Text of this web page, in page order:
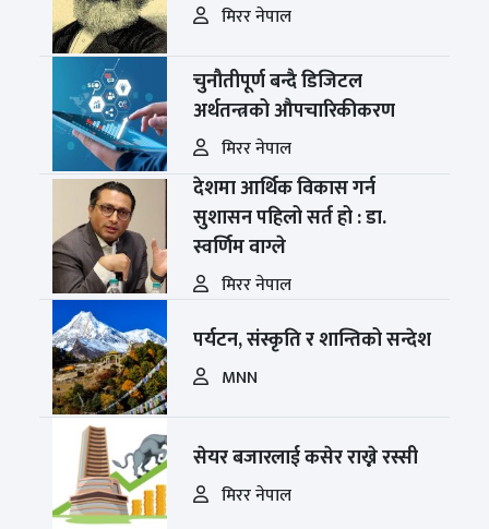
मिरर नेपाल
चुनौतीपूर्ण बन्दै डिजिटल
अर्थतन्त्रको औपचारिकीकरण
मिरर नेपाल
देशमा आर्थिक विकास गर्न
सुशासन पहिलो सर्त हो : डा.
स्वर्णिम वाग्ले
मिरर नेपाल
पर्यटन, संस्कृति र शान्तिको सन्देश
MNN
सेयर बजारलाई कसेर राख्ने रस्सी
मिरर नेपाल